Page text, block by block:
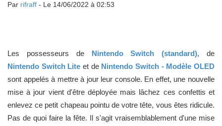
Par rifraff - Le 14/06/2022 à 02:53
Les possesseurs de Nintendo Switch (standard), de
Nintendo Switch Lite et de Nintendo Switch - Modèle OLED
sont appelés à mettre à jour leur console. En effet, une nouvelle
mise à jour vient d'être déployée mais lâchez ces confettis et
enlevez ce petit chapeau pointu de votre tête, vous êtes ridicule.
Pas de quoi faire la fête. Il s'agit vraisemblablement d'une mise